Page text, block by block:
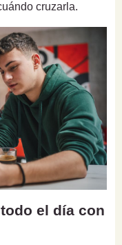
cruzarla.
el día con